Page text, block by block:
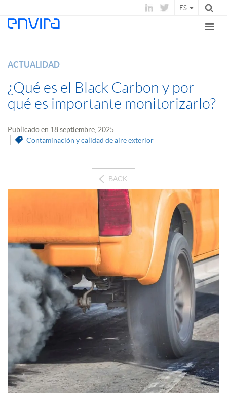
ES
ACTUALIDAD
¿Qué es el Black Carbon y por
qué es importante monitorizarlo?
Publicado en 18 septiembre, 2025
Contaminación y calidad de aire exterior
BACK